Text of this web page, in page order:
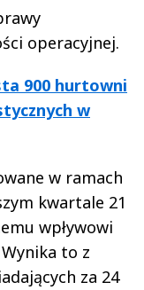
operacyjnej.
900 hurtowni
w
w ramach
kwartale 21
wpływowi
to z
za 24